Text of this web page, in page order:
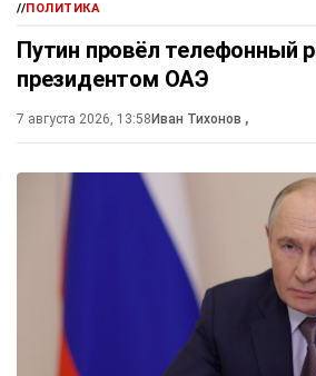
//ПОЛИТИКА
Путин провёл телефонный
президентом ОАЭ
7 августа 2026, 13:58 Иван Тихонов ,